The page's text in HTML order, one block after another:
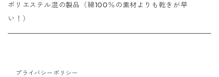
ポリエステル混の製品（綿100％の素材よりも乾きが早
い！）
プライバシーポリシー